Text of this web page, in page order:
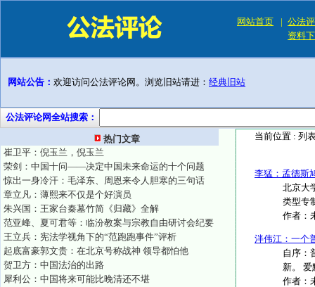
网站首页 | 公法
资料
网站公告： 欢迎访问公法评论网。浏览旧站请进： 经典旧站
公法评论网全站搜索：
热门文章
崔卫平：倪玉兰，倪玉兰
荣剑：中国十问——决定中国未来命运的十个问题
惊出一身冷汗：毛泽东、周恩来令人胆寒的三句话
章立凡：薄熙来不仅是个好演员
朱兴国：王家台秦墓竹简《归藏》全解
范亚峰、夏可君等：临汾教案与宗教自由研讨会纪要
王立兵：宪法学视角下的“范跑跑事件”评析
起底富豪郭文贵：在北京号称战神 领导都怕他
贺卫方：中国法治的出路
犀利公：中国将来可能比晚清还不堪
当前位置 : 列
李猛：孟德斯
北京大
类型专
作者：
泮伟江：一个
自序：
新。
作者：